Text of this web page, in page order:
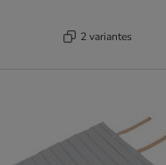
2 variantes